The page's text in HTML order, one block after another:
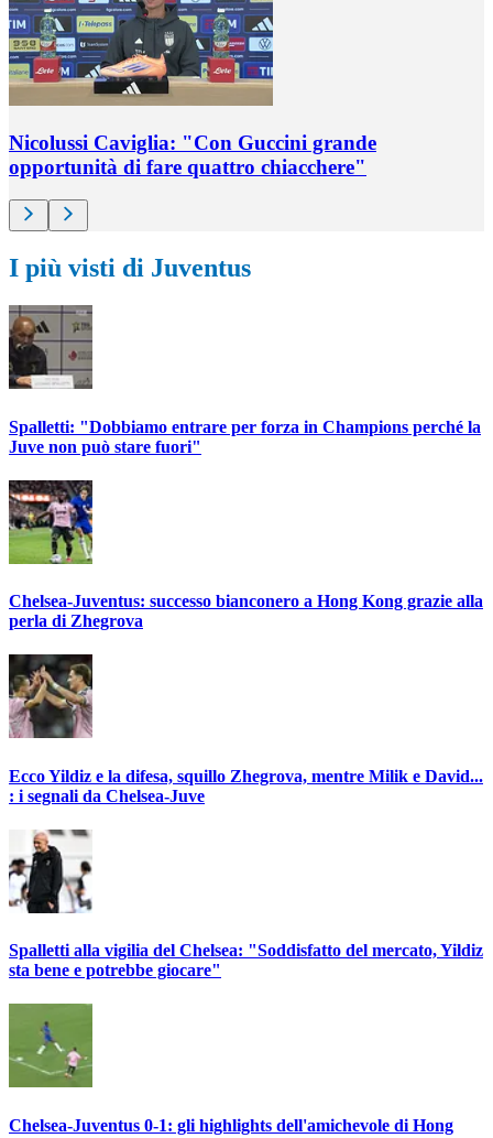
Nicolussi Caviglia: "Con Guccini grande
opportunità di fare quattro chiacchere"
I più visti di Juventus
Spalletti: "Dobbiamo entrare per forza in Champions perché la
Juve non può stare fuori"
Chelsea-Juventus: successo bianconero a Hong Kong grazie alla
perla di Zhegrova
Ecco Yildiz e la difesa, squillo Zhegrova, mentre Milik e David...
: i segnali da Chelsea-Juve
Spalletti alla vigilia del Chelsea: "Soddisfatto del mercato, Yildiz
sta bene e potrebbe giocare"
Chelsea-Juventus 0-1: gli highlights dell'amichevole di Hong